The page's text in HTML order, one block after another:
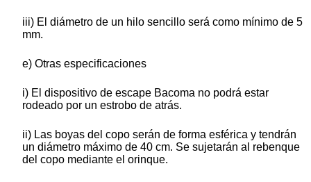
iii) El diámetro de un hilo sencillo será como mínimo de 5
mm.
e) Otras especificaciones
i) El dispositivo de escape Bacoma no podrá estar
rodeado por un estrobo de atrás.
ii) Las boyas del copo serán de forma esférica y tendrán
un diámetro máximo de 40 cm. Se sujetarán al rebenque
del copo mediante el orinque.